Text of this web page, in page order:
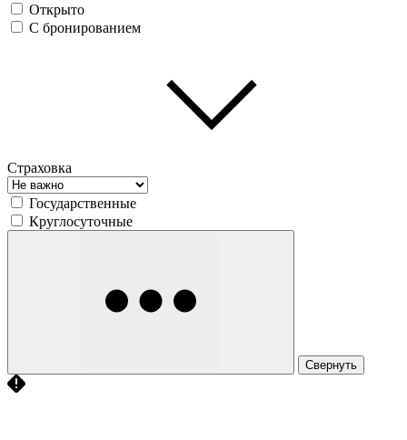
Открыто
С бронированием
Страховка
Государственные
Круглосуточные
Свернуть